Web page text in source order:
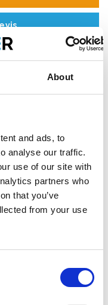
About
and ads, to
analyse our traffic.
use of our site with
partners who
that you’ve
from your use
135x305est un
un grand confort
qu'une plate-